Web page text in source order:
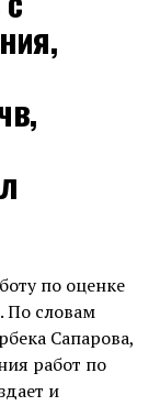
по оценке
По словам
Сапарова,
работ по
и